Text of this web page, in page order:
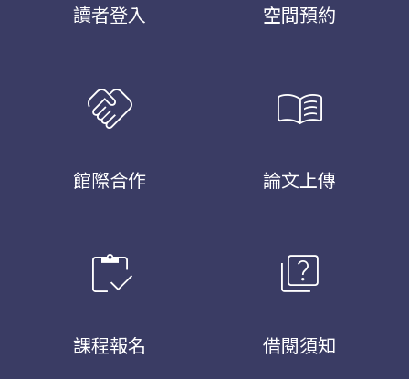
讀者登入 空間預約
handshake
館際合作
menu_book
論文上傳
inventory
課程報名
quiz
借閱須知